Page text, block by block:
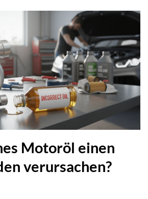
Motoröl einen
verursachen?